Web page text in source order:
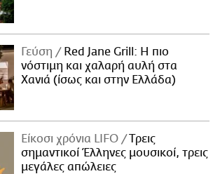
Γεύση
Red Jane Grill: Η πιο
νόστιμη και χαλαρή αυλή στα
Χανιά (ίσως και στην Ελλάδα)
Είκοσι χρόνια LIFO
Tρεις
σημαντικοί Έλληνες μουσικοί, τρεις
μεγάλες απώλειες